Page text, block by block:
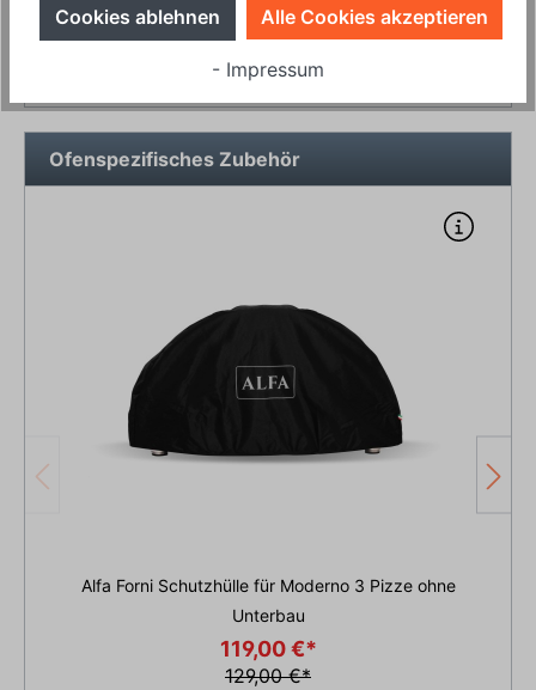
In den Warenkorb
Ofenspezifisches Zubehör
Alfa Forni Schutzhülle für Moderno 3 Pizze ohne
Unterbau
119,00 €*
129,00 €*
Cookies ablehnen Alle Cookies akzeptieren
- Impressum